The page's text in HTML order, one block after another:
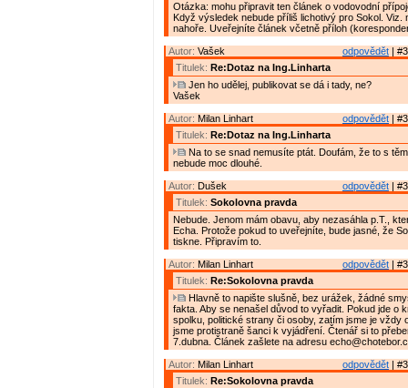
Otázka: mohu připravit ten článek o vodovodní
Když výsledek nebude příliš lichotivý pro Sokol. Viz.
nahoře. Uveřejníte článek včetně příloh
odpovědět |
Autor: Vašek
Titulek: Re:Dotaz na Ing.Linharta
Jen ho udělej, publikovat se dá i tady, ne?
Vašek
odpovědět |
Autor: Milan Linhart
Titulek: Re:Dotaz na Ing.Linharta
Na to se snad nemusíte ptát. Doufám, že to s
nebude moc dlouhé.
odpovědět |
Autor: Dušek
Titulek: Sokolovna pravda
Nebude. Jenom mám obavu, aby nezasáhla p.T.,
Echa. Protože pokud to uveřejníte, bude jasné, že
tiskne. Připravím to.
odpovědět |
Autor: Milan Linhart
Titulek: Re:Sokolovna pravda
Hlavně to napište slušně, bez urážek, žádné
fakta. Aby se nenašel důvod to vyřadit. Pokud jde o
spolku, politické strany či osoby, zatím jsme je vždy
jsme protistraně šanci k vyjádření. Čtenář si to
7.dubna. Článek zašlete na adresu
odpovědět |
Autor: Milan Linhart
Titulek: Re:Sokolovna pravda